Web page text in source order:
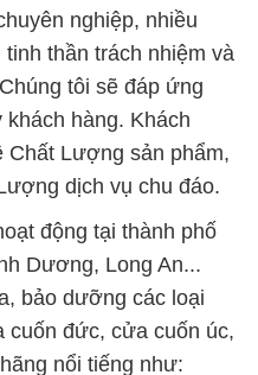
nghiệp, nhiều
thần trách nhiệm và
tôi sẽ đáp ứng
hàng. Khách
Chất Lượng sản phẩm,
dịch vụ chu đáo.
động tại thành phố
Dương, Long An...
bảo dưỡng các loại
cuốn đức, cửa cuốn úc,
nổi tiếng như: